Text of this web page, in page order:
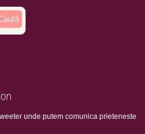
unde putem comunica prieteneste